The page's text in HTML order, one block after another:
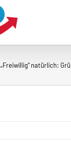
„Freiwillig“ natürlich: